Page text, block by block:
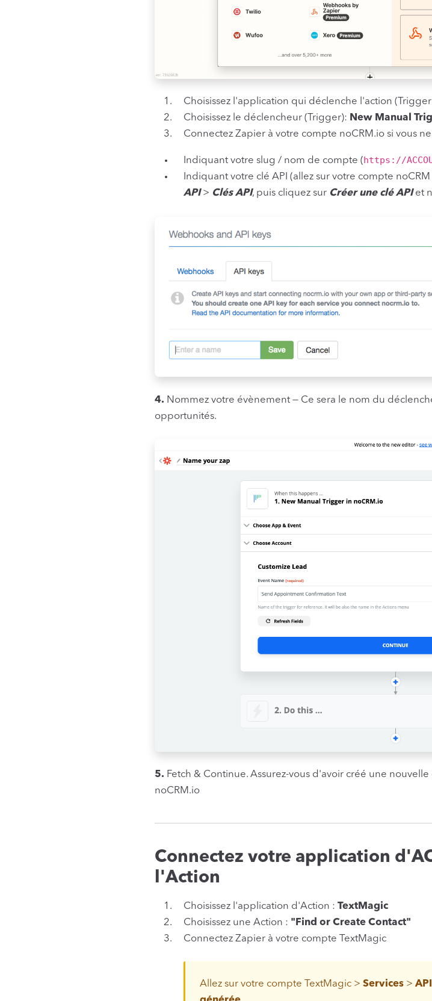
Choisissez l'application qui déclenche l'action
Choisissez le déclencheur (Trigger): New Manual
Connectez Zapier à votre compte noCRM.io si vous
Indiquant votre slug / nom de compte (https://
Indiquant votre clé API (allez sur votre compte noCRM
API> Clés API, puis cliquez sur Créer une clé APIet
4. Nommez votre évènement — Ce sera le nom du
opportunités.
5. Fetch & Continue. Assurez-vous d'avoir créé une
noCRM.io
Connectez votre application
l'Action
Choisissez l'application d'Action : TextMagic
Choisissez une Action : "Find or Create Contact"
Connectez Zapier à votre compte TextMagic
Allez sur votre compte TextMagic > Services> API